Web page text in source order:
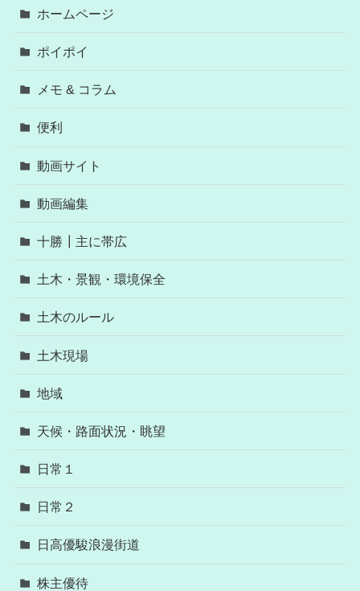
ホームページ
ポイポイ
メモ & コラム
便利
動画サイト
動画編集
十勝┃主に帯広
土木・景観・環境保全
土木のルール
土木現場
地域
天候・路面状況・眺望
日常１
日常２
日高優駿浪漫街道
株主優待